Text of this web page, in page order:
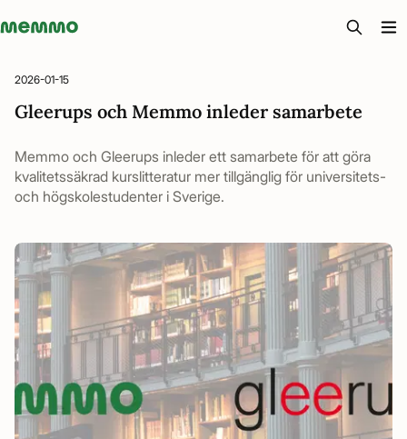
Memmo - AI-verktyg och digital kurslitteratur
2026-01-15
Gleerups och Memmo inleder samarbete
Memmo och Gleerups inleder ett samarbete för att göra
kvalitetssäkrad kurslitteratur mer tillgänglig för universitets-
och högskolestudenter i Sverige.